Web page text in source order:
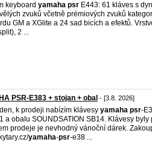
keyboard yamaha psr E443: 61 kláves s
zvuků včetně prémiových zvuků
GM a XGlite a 24 sad bicích a efektů.
2 ...
PSR-E383 + stojan + obal - [3.8. 2026]
k prodeji nabízím klávesy yamaha psr-
a obalu SOUNDSATION SB14. Klávesy
prodeje je nevhodný vánoční dárek.
yamaha-psr-e38 ...